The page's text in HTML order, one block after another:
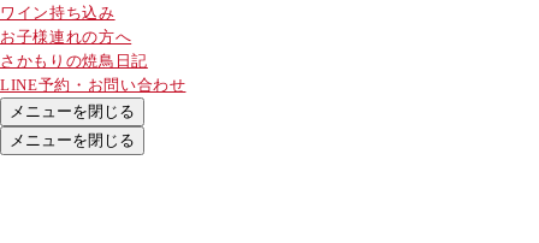
ワイン持ち込み
お子様連れの方へ
さかもりの焼鳥日記
LINE予約・お問い合わせ
メニューを閉じる
メニューを閉じる